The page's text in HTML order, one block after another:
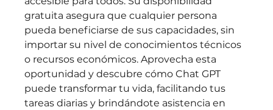
gratuita asegura que cualquier persona
pueda beneficiarse de sus capacidades, sin
importar su nivel de conocimientos técnicos
o recursos económicos. Aprovecha esta
oportunidad y descubre cómo Chat GPT
puede transformar tu vida, facilitando tus
tareas diarias y brindándote asistencia en